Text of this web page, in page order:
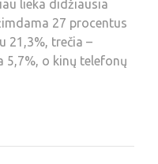
lieka didžiausia
27 procentus
21,3%, trečia –
5,7%, o kinų telefonų